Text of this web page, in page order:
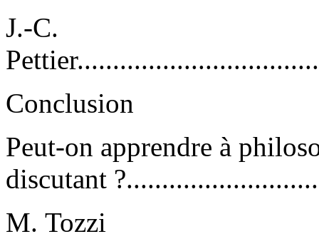
J.-C.
Conclusion
Peut-on apprendre à
discutant
M. Tozzi